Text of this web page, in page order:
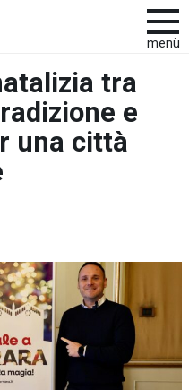
menù
tra
e
una città